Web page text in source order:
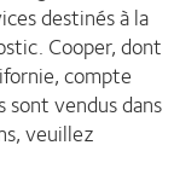
destinés à la
Cooper, dont
compte
vendus dans
veuillez